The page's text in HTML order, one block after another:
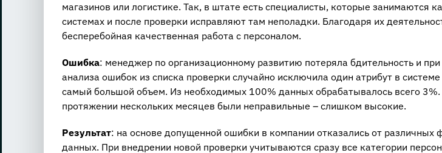
магазинов или логистике. Так, в штате есть специалисты, которые занимаются
системах и после проверки исправляют там неполадки. Благодаря их
бесперебойная качественная работа с персоналом.
Ошибка: менеджер по организационному развитию потеряла бдительность и
анализа ошибок из списка проверки случайно исключила один атрибут в
самый большой объем. Из необходимых 100% данных обрабатывалось всего 3%.
протяжении нескольких месяцев были неправильные – слишком высокие.
Результат: на основе допущенной ошибки в компании отказались от различных
данных. При внедрении новой проверки учитываются сразу все категории